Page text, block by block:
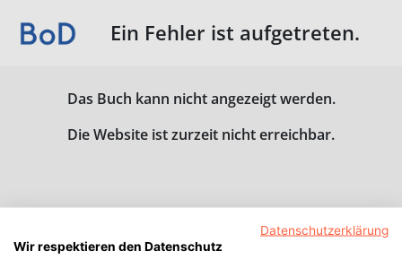
Ein Fehler ist aufgetreten.
Das Buch kann nicht angezeigt werden.
Die Website ist zurzeit nicht erreichbar.
Datenschutzerklärung
Wir respektieren den Datenschutz